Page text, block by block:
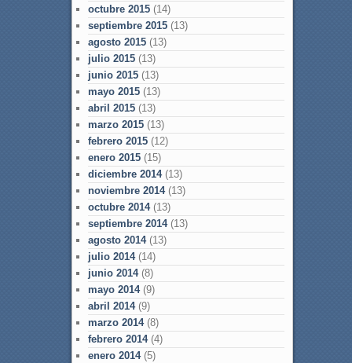
octubre 2015(14)
septiembre 2015(13)
agosto 2015(13)
julio 2015(13)
junio 2015(13)
mayo 2015(13)
abril 2015(13)
marzo 2015(13)
febrero 2015(12)
enero 2015(15)
diciembre 2014(13)
noviembre 2014(13)
octubre 2014(13)
septiembre 2014(13)
agosto 2014(13)
julio 2014(14)
junio 2014(8)
mayo 2014(9)
abril 2014(9)
marzo 2014(8)
febrero 2014(4)
enero 2014(5)